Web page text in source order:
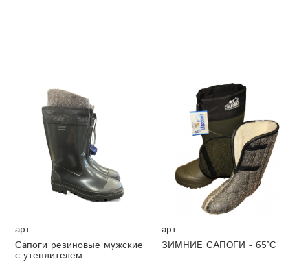
арт.
Сапоги резиновые мужские
с утеплителем
арт.
ЗИМНИЕ САПОГИ - 65°C